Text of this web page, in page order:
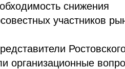
снижения
участников
организационные